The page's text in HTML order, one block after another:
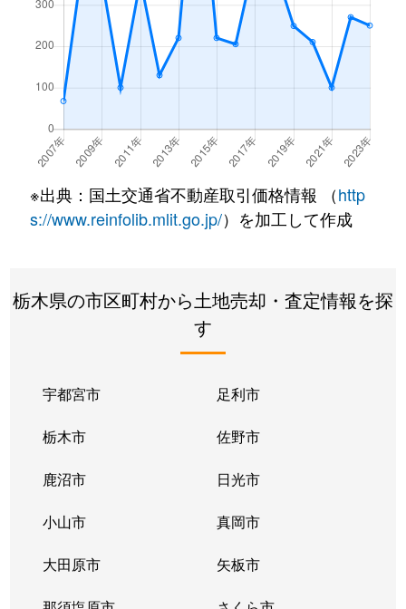
※出典：国土交通省不動産取引価格情報 （http
s://www.reinfolib.mlit.go.jp/）を加工して作成
栃木県の市区町村から土地売却・査定情報を探
す
宇都宮市 足利市
栃木市 佐野市
鹿沼市 日光市
小山市 真岡市
大田原市 矢板市